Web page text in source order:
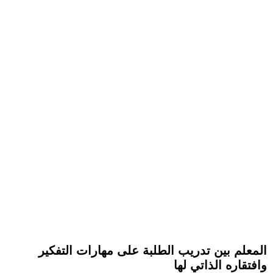
المعلم بين تدريب الطلبة على مهارات التفكير
وافتقاره الذاتي لها